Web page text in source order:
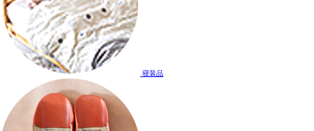
寝装品